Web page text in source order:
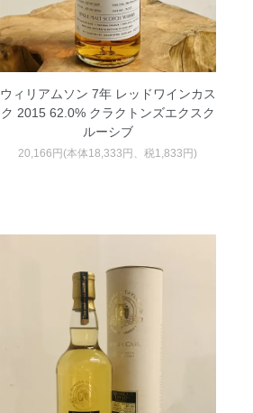
ウィリアムソン 7年 レッドワインカス
ク 2015 62.0% クラクトンズエクスク
ルーシブ
20,166円(本体18,333円、税1,833円)